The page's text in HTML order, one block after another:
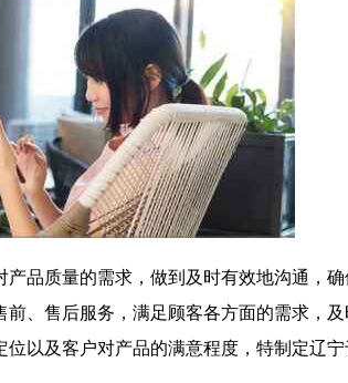
品质量的需求，做到及时有效地沟通，
、售后服务，满足顾客各方面的需求，
以及客户对产品的满意程度，特制定辽